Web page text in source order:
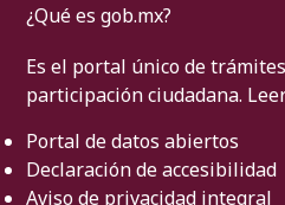
¿Qué es gob.mx?
Es el portal único de
participación ciudadana.
Portal de datos abiertos
Declaración de accesibilidad
Aviso de privacidad integral